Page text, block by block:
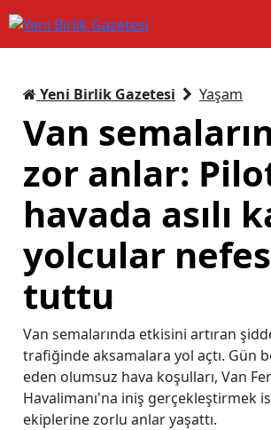
Yeni Birlik Gazetesi Yaşam
Van
zor anlar:
havada asılı
yolcular
tuttu
Van semalarında etkisini artıran
trafiğinde aksamalara yol açtı. Gün
eden olumsuz hava koşulları, Van
Havalimanı'na iniş gerçekleştirmek
ekiplerine zorlu anlar yaşattı.